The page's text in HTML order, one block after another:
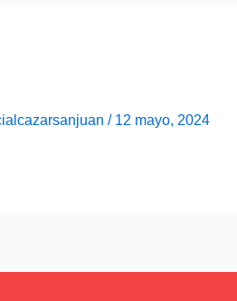
/ 12 mayo, 2024